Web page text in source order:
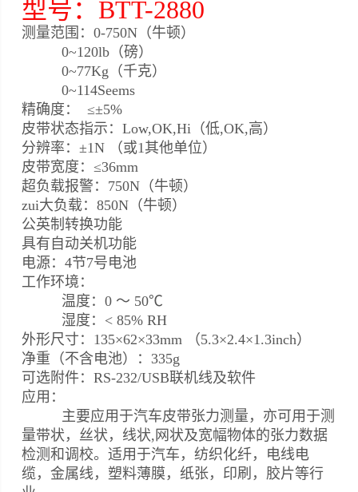
型号：BTT-2880
测量范围：0-750N（牛顿）
0~120lb（磅）
0~77Kg（千克）
0~114Seems
精确度： ≤±5%
皮带状态指示：Low,OK,Hi（低,OK,高）
分辨率：±1N （或1其他单位）
皮带宽度：≤36mm
超负载报警：750N（牛顿）
zui大负载：850N（牛顿）
公英制转换功能
具有自动关机功能
电源：4节7号电池
工作环境：
温度：0 ～ 50℃
湿度：< 85% RH
外形尺寸：135×62×33mm （5.3×2.4×1.3inch）
净重（不含电池）：335g
可选附件：RS-232/USB联机线及软件
应用：
主要应用于汽车皮带张力测量，亦可用于测
量带状，丝状，线状,网状及宽幅物体的张力数据
检测和调校。适用于汽车，纺织化纤，电线电
缆，金属线，塑料薄膜，纸张，印刷，胶片等行